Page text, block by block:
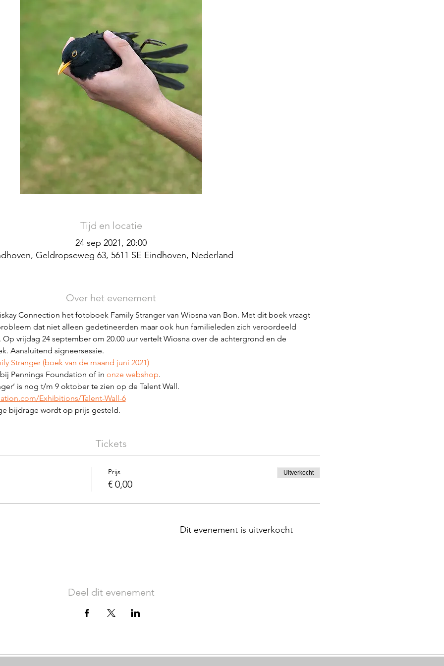
Tijd en locatie
24 sep 2021, 20:00
Geldropseweg 63, 5611 SE Eindhoven, Nederland
Over het evenement
Connection het fotoboek Family Stranger van Wiosna van Bon. Met dit boek vraagt
dat niet alleen gedetineerden maar ook hun familieleden zich veroordeeld
vrijdag 24 september om 20.00 uur vertelt Wiosna over de achtergrond en de
Aansluitend signeersessie.
Stranger (boek van de maand juni 2021)
Pennings Foundation of in onze webshop.
is nog t/m 9 oktober te zien op de Talent Wall.
Exhibitions/Talent-Wall-6
bijdrage wordt op prijs gesteld.
Tickets
Prijs
€ 0,00
Uitverkocht
Dit evenement is uitverkocht
Deel dit evenement